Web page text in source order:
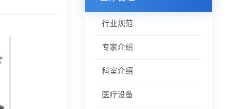
行业规范
专家介绍
科室介绍
医疗设备